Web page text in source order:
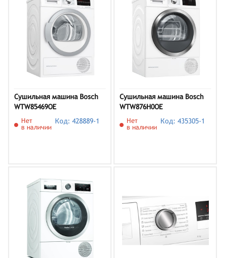
Сушильная машина Bosch
WTW85469OE
Нет
в наличии
Код: 428889-1
Сушильная машина Bosch
WTW876H0OE
Нет
в наличии
Код: 435305-1